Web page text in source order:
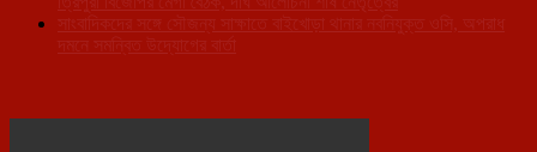
সাংবাদিকদের সঙ্গে সৌজন্য সাক্ষাতে বাইখোড়া থানার নবনিযুক্ত ওসি, অপরাধ
দমনে সমন্বিত উদ্যোগের বার্তা